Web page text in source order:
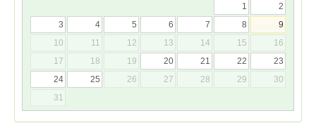
1
2
3
4 5 6 7 8
9
10
11 12 13 14 15
16
17
18 19 20 21 22
23
24
25 26 27 28 29
30
31